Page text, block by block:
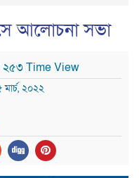
আলোচনা সভা
২৫৩ Time View
২০২২